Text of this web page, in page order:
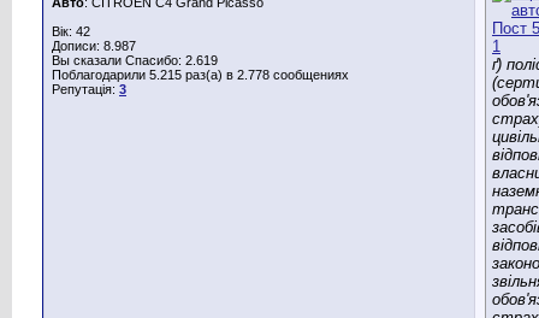
Вік: 42
Дописи: 8.987
Вы сказали Спасибо: 2.619
Поблагодарили 5.215 раз(а) в 2.778 сообщениях
Репутація: 3
ґ)